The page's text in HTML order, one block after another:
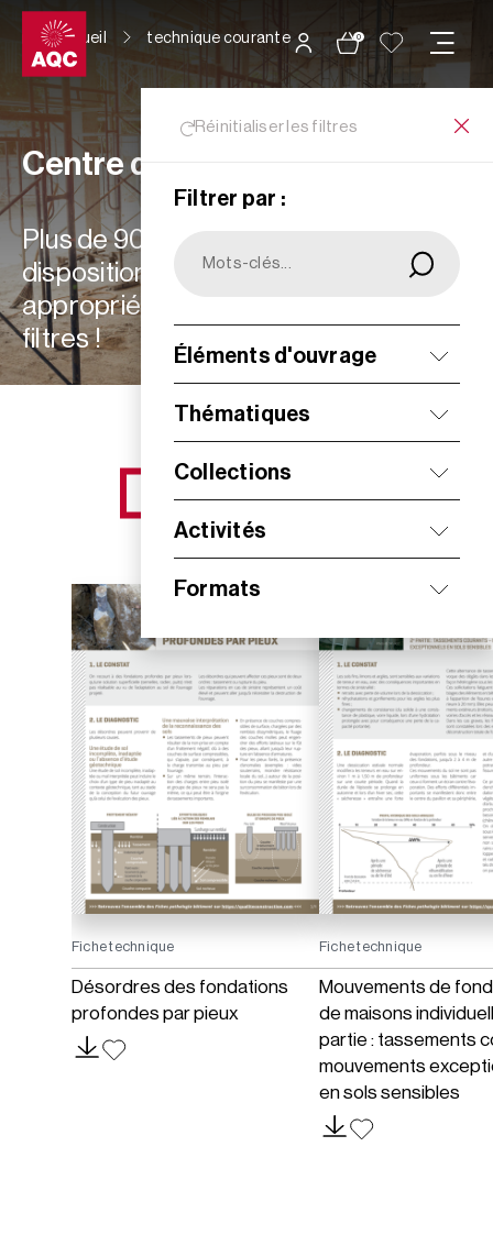
Panneau de gestion des cookies
0
Accueil technique courante
Réinitialiser les filtres
Filtrer par :
Éléments d'ouvrage
Thématiques
Collections
Activités
Formats
Centre de ressources
Plus de 900 ressources à votre
disposition : choisissez les plus
appropriées à vos besoins grâce aux
filtres !
NOS NOUVEAUTÉS
Fiche technique
Désordres des fondations
profondes par pieux
Fiche technique
Mouvements de
de maisons
partie : tassements
mouvements
en sols sensibles